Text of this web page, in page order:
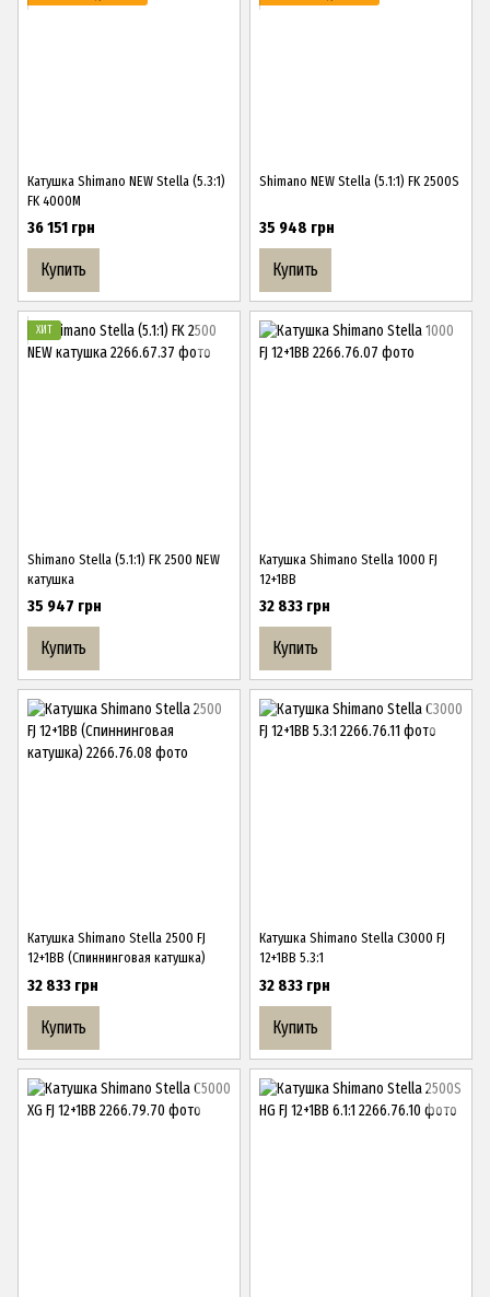
Катушка Shimano NEW Stella (5.3:1)
FK 4000M
36 151 грн
Купить
Shimano NEW Stella (5.1:1) FK 2500S
35 948 грн
Купить
ХИТ
Shimano Stella (5.1:1) FK 2500 NEW
катушка
35 947 грн
Купить
Катушка Shimano Stella 1000 FJ
12+1BB
32 833 грн
Купить
Катушка Shimano Stella 2500 FJ
12+1BB (Спиннинговая катушка)
32 833 грн
Купить
Катушка Shimano Stella C3000 FJ
12+1BB 5.3:1
32 833 грн
Купить